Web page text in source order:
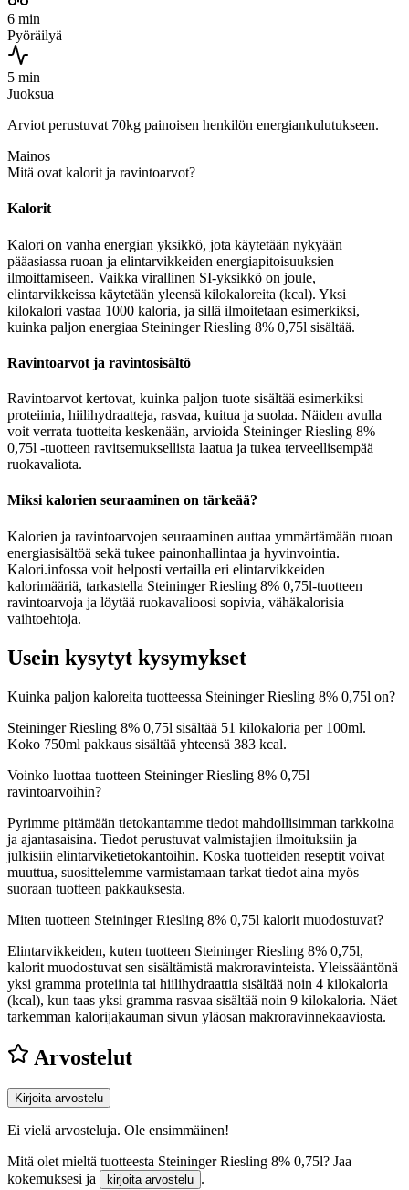
6 min
Pyöräilyä
5 min
Juoksua
Arviot perustuvat 70kg painoisen henkilön energiankulutukseen.
Mainos
Mitä ovat kalorit ja ravintoarvot?
Kalorit
Kalori on vanha energian yksikkö, jota käytetään nykyään
pääasiassa ruoan ja elintarvikkeiden energiapitoisuuksien
ilmoittamiseen. Vaikka virallinen SI-yksikkö on joule,
elintarvikkeissa käytetään yleensä kilokaloreita (kcal). Yksi
kilokalori vastaa 1000 kaloria, ja sillä ilmoitetaan esimerkiksi,
kuinka paljon energiaa Steininger Riesling 8% 0,75l sisältää.
Ravintoarvot ja ravintosisältö
Ravintoarvot kertovat, kuinka paljon tuote sisältää esimerkiksi
proteiinia, hiilihydraatteja, rasvaa, kuitua ja suolaa. Näiden avulla
voit verrata tuotteita keskenään, arvioida Steininger Riesling 8%
0,75l -tuotteen ravitsemuksellista laatua ja tukea terveellisempää
ruokavaliota.
Miksi kalorien seuraaminen on tärkeää?
Kalorien ja ravintoarvojen seuraaminen auttaa ymmärtämään ruoan
energiasisältöä sekä tukee painonhallintaa ja hyvinvointia.
Kalori.infossa voit helposti vertailla eri elintarvikkeiden
kalorimääriä, tarkastella Steininger Riesling 8% 0,75l-tuotteen
ravintoarvoja ja löytää ruokavalioosi sopivia, vähäkalorisia
vaihtoehtoja.
Usein kysytyt kysymykset
Kuinka paljon kaloreita tuotteessa Steininger Riesling 8% 0,75l on?
Steininger Riesling 8% 0,75l sisältää 51 kilokaloria per 100ml.
Koko 750ml pakkaus sisältää yhteensä 383 kcal.
Voinko luottaa tuotteen Steininger Riesling 8% 0,75l
ravintoarvoihin?
Pyrimme pitämään tietokantamme tiedot mahdollisimman tarkkoina
ja ajantasaisina. Tiedot perustuvat valmistajien ilmoituksiin ja
julkisiin elintarviketietokantoihin. Koska tuotteiden reseptit voivat
muuttua, suosittelemme varmistamaan tarkat tiedot aina myös
suoraan tuotteen pakkauksesta.
Miten tuotteen Steininger Riesling 8% 0,75l kalorit muodostuvat?
Elintarvikkeiden, kuten tuotteen Steininger Riesling 8% 0,75l,
kalorit muodostuvat sen sisältämistä makroravinteista. Yleissääntönä
yksi gramma proteiinia tai hiilihydraattia sisältää noin 4 kilokaloria
(kcal), kun taas yksi gramma rasvaa sisältää noin 9 kilokaloria. Näet
tarkemman kalorijakauman sivun yläosan makroravinnekaaviosta.
Arvostelut
Kirjoita arvostelu
Ei vielä arvosteluja. Ole ensimmäinen!
Mitä olet mieltä tuotteesta Steininger Riesling 8% 0,75l? Jaa
kokemuksesi ja
kirjoita arvostelu .